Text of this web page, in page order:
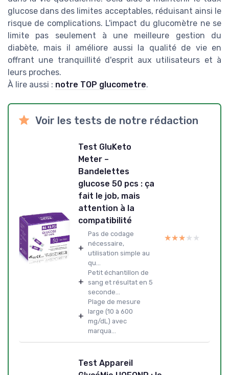
glucose dans des limites acceptables, réduisant ainsi le
risque de complications. L'impact du glucomètre ne se
limite pas seulement à une meilleure gestion du
diabète, mais il améliore aussi la qualité de vie en
offrant une tranquillité d'esprit aux utilisateurs et à
leurs proches.
À lire aussi : notre TOP glucometre.
Voir les tests de notre rédaction
Test GluKeto
Meter –
Bandelettes
glucose 50 pcs : ça
fait le job, mais
attention à la
compatibilité
+
Pas de codage
nécessaire,
utilisation simple au
qu...
+
Petit échantillon de
sang et résultat en 5
seconde...
+
Plage de mesure
large (10 à 600
mg/dL) avec
marqua...
★★★★★
★★★★★
Test Appareil